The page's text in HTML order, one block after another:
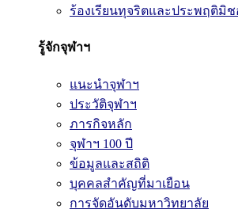
ร้องเรียนทุจริตและประพฤติมิช
รู้จักจุฬาฯ
แนะนำจุฬาฯ
ประวัติจุฬาฯ
ภารกิจหลัก
จุฬาฯ 100 ปี
ข้อมูลและสถิติ
บุคคลสำคัญที่มาเยือน
การจัดอันดับมหาวิทยาลัย